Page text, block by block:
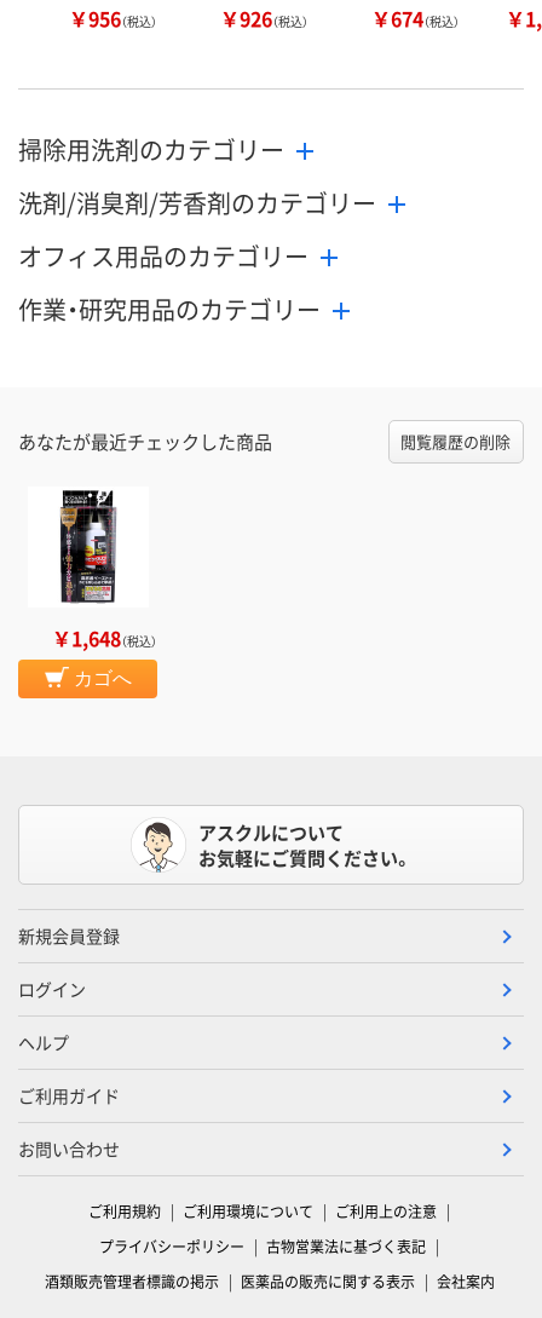
￥956（税込） ￥926（税込） ￥674（税込） ￥
掃除用洗剤のカテゴリー
洗剤/消臭剤/芳香剤のカテゴリー
オフィス用品のカテゴリー
作業・研究用品のカテゴリー
あなたが最近チェックした商品 閲覧履歴の削除
￥1,648（税込）
カゴへ
アスクルについて
お気軽にご質問ください。
新規会員登録
ログイン
ヘルプ
ご利用ガイド
お問い合わせ
ご利用規約 ご利用環境について
ご利用上の注意
プライバシーポリシー
古物営業法に基づく表記
酒類販売管理者標識の掲示
医薬品の販売に関する表示 会社案内